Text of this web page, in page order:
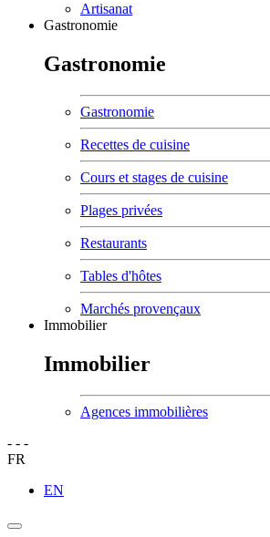
Artisanat
Gastronomie
Gastronomie
Gastronomie
Recettes de cuisine
Cours et stages de cuisine
Plages privées
Restaurants
Tables d'hôtes
Marchés provençaux
Immobilier
Immobilier
Agences immobilières
- - -
FR
EN